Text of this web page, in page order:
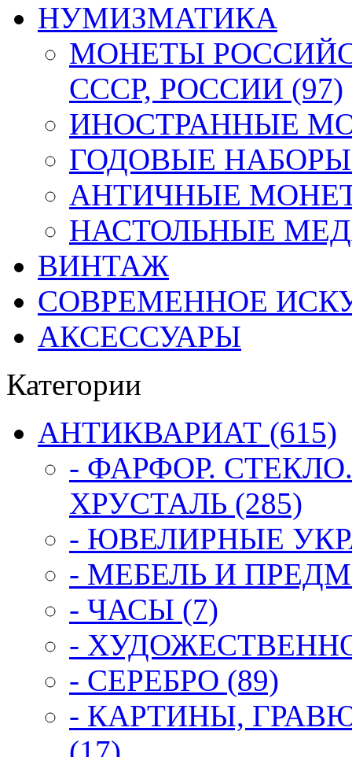
НУМИЗМАТИКА
МОНЕТЫ
СССР, РОССИИ (97)
ИНОСТРАННЫЕ
ГОДОВЫЕ НАБОРЫ
АНТИЧНЫЕ
НАСТОЛЬНЫЕ
ВИНТАЖ
СОВРЕМЕННОЕ
АКСЕССУАРЫ
Категории
АНТИКВАРИАТ (615)
- ФАРФОР.
ХРУСТАЛЬ (285)
- ЮВЕЛИРНЫЕ
- МЕБЕЛЬ И
- ЧАСЫ (7)
-
- СЕРЕБРО (89)
- КАРТИНЫ,